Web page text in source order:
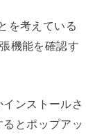
を考えている
機能を確認す
ンストールさ
とポップアッ